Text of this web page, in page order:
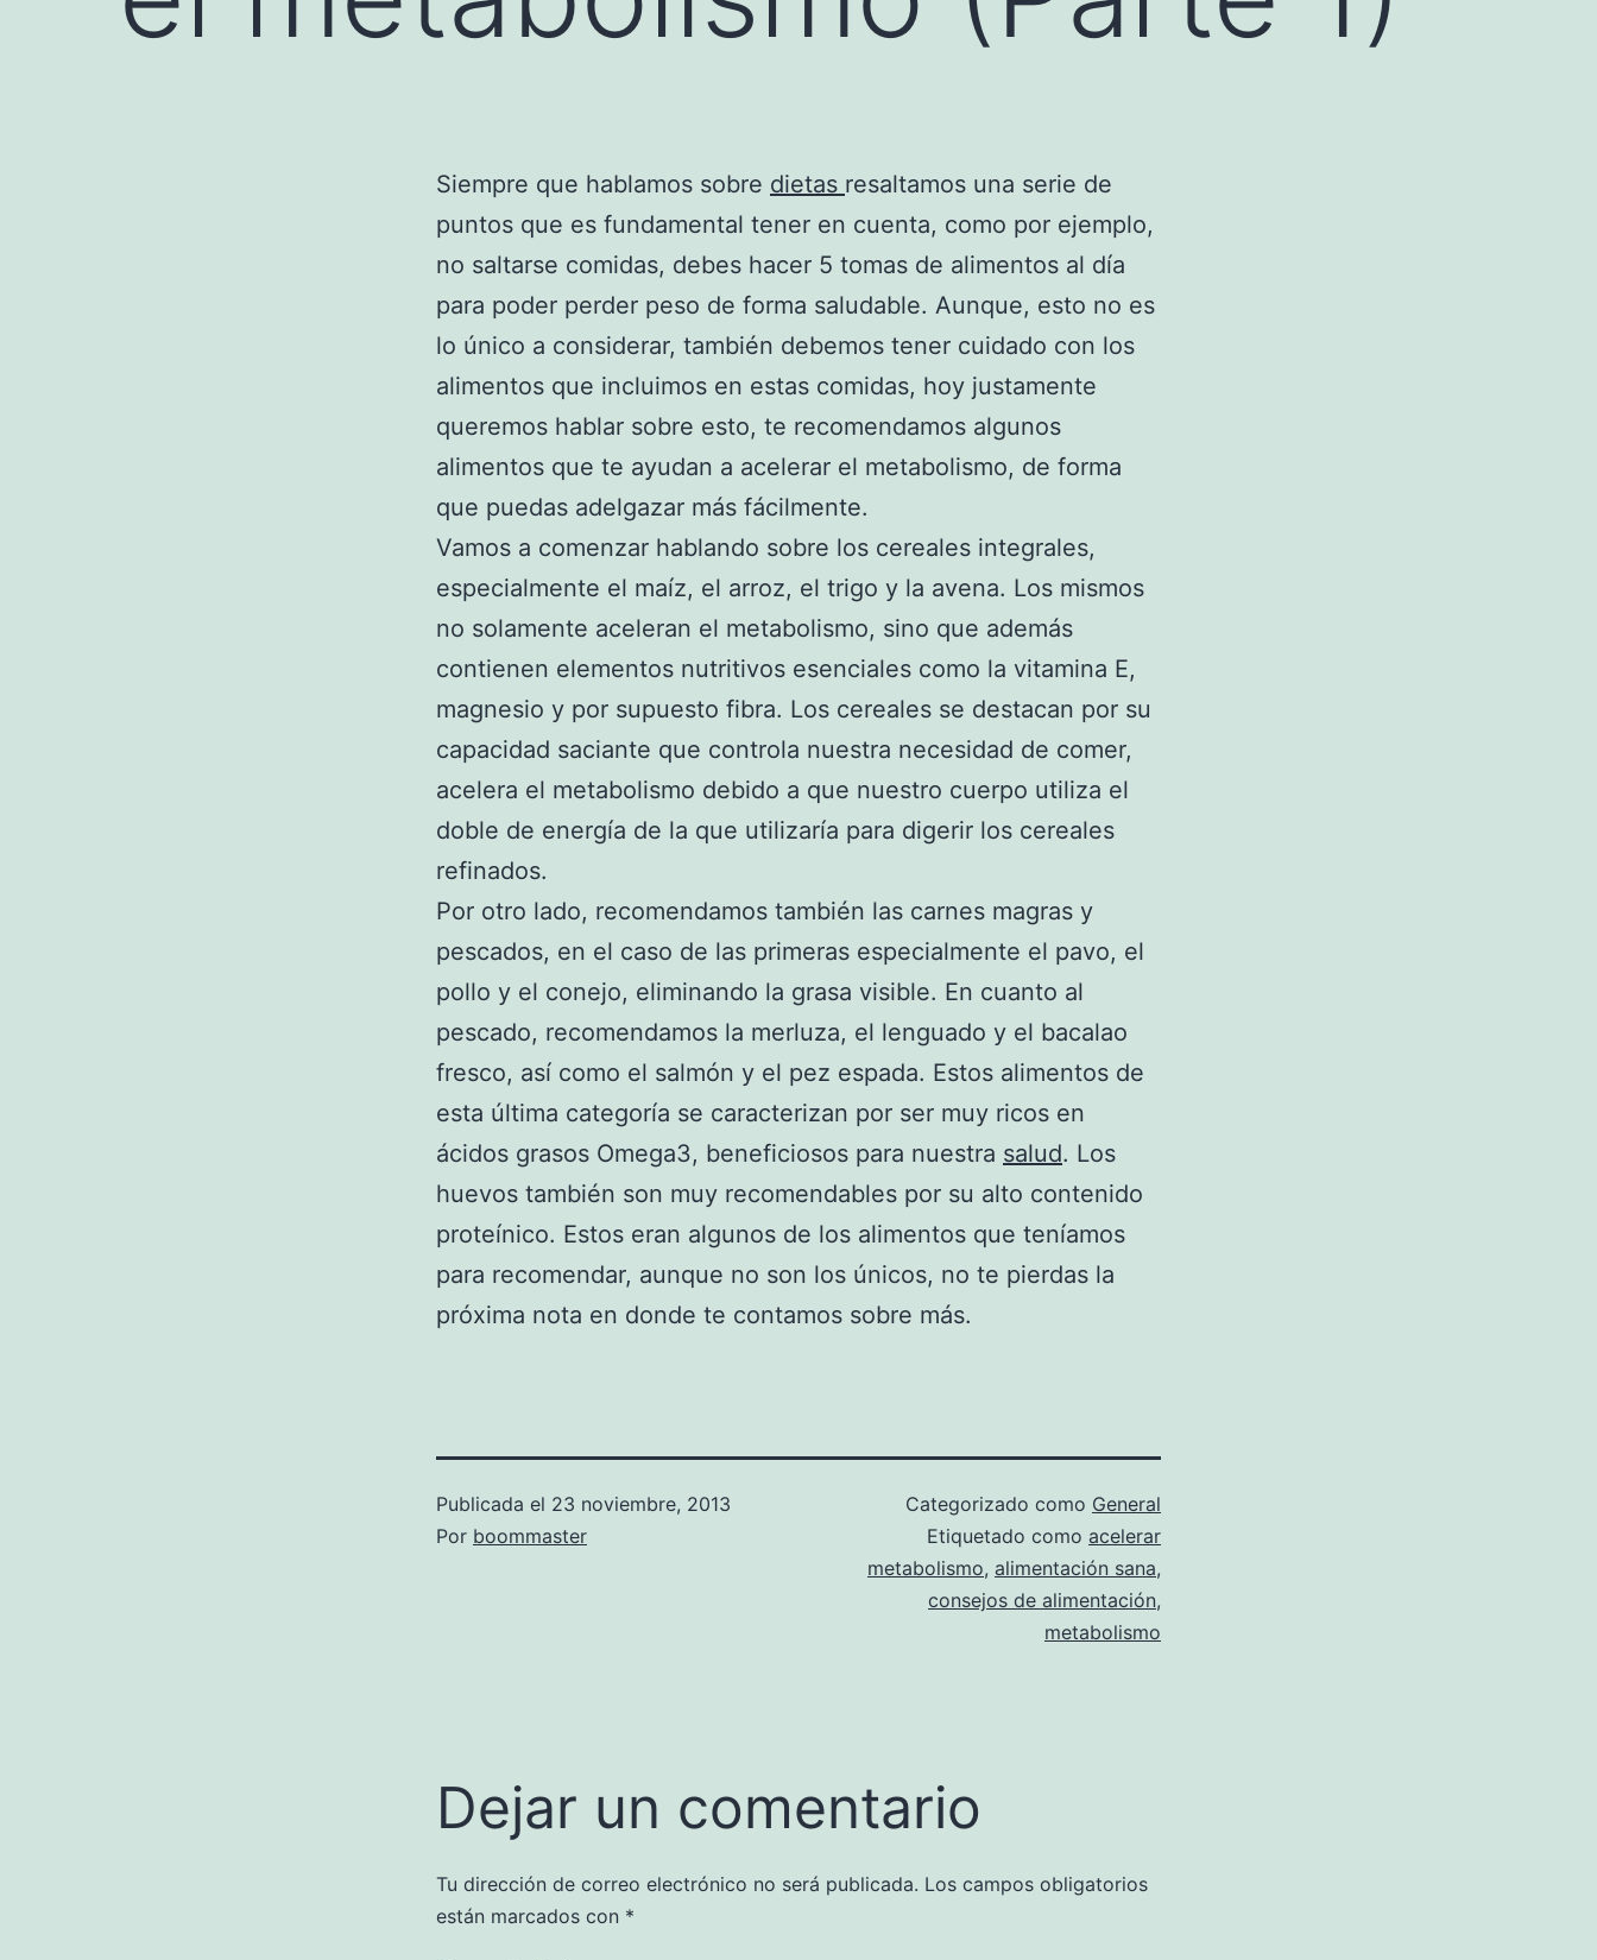
Siempre que hablamos sobre dietas resaltamos una serie de
puntos que es fundamental tener en cuenta, como por ejemplo,
no saltarse comidas, debes hacer 5 tomas de alimentos al día
para poder perder peso de forma saludable. Aunque, esto no es
lo único a considerar, también debemos tener cuidado con los
alimentos que incluimos en estas comidas, hoy justamente
queremos hablar sobre esto, te recomendamos algunos
alimentos que te ayudan a acelerar el metabolismo, de forma
que puedas adelgazar más fácilmente.
Vamos a comenzar hablando sobre los cereales integrales,
especialmente el maíz, el arroz, el trigo y la avena. Los mismos
no solamente aceleran el metabolismo, sino que además
contienen elementos nutritivos esenciales como la vitamina E,
magnesio y por supuesto fibra. Los cereales se destacan por su
capacidad saciante que controla nuestra necesidad de comer,
acelera el metabolismo debido a que nuestro cuerpo utiliza el
doble de energía de la que utilizaría para digerir los cereales
refinados.
Por otro lado, recomendamos también las carnes magras y
pescados, en el caso de las primeras especialmente el pavo, el
pollo y el conejo, eliminando la grasa visible. En cuanto al
pescado, recomendamos la merluza, el lenguado y el bacalao
fresco, así como el salmón y el pez espada. Estos alimentos de
esta última categoría se caracterizan por ser muy ricos en
ácidos grasos Omega3, beneficiosos para nuestra salud. Los
huevos también son muy recomendables por su alto contenido
proteínico. Estos eran algunos de los alimentos que teníamos
para recomendar, aunque no son los únicos, no te pierdas la
próxima nota en donde te contamos sobre más.
Publicada el 23 noviembre, 2013
Por boommaster
Categorizado como General
Etiquetado como acelerar
metabolismo, alimentación sana,
consejos de alimentación,
metabolismo
Dejar un comentario
Tu dirección de correo electrónico no será publicada. Los campos obligatorios
están marcados con *